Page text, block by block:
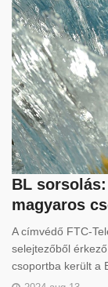
BL
magyaros
A címvédő FTC-
selejtezőből
csoportba került a